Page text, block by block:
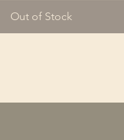
Out of Stock